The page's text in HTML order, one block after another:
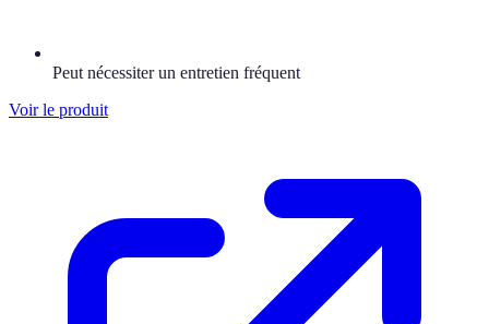
Peut nécessiter un entretien fréquent
Voir le produit